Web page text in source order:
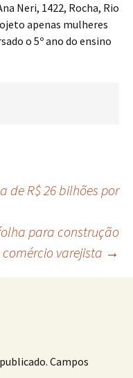
Neri, 1422, Rocha, Rio
apenas mulheres
o 5º ano do ensino
de R$ 26 bilhões por
para construção
comércio varejista →
Campos